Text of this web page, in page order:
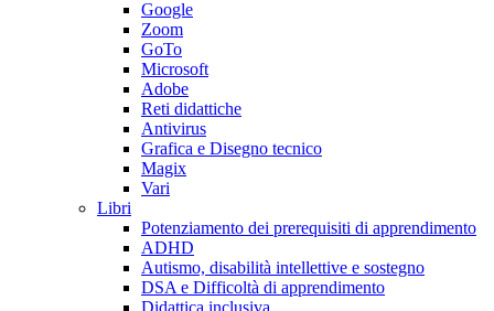
Google
Zoom
GoTo
Microsoft
Adobe
Reti didattiche
Antivirus
Grafica e Disegno tecnico
Magix
Vari
Libri
Potenziamento dei prerequisiti di apprendimento
ADHD
Autismo, disabilità intellettive e sostegno
DSA e Difficoltà di apprendimento
Didattica inclusiva